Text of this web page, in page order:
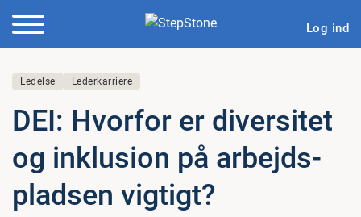
Log ind
Ledelse Lederkarriere
DEI: Hvorfor er di­ver­si­tet
og inklusion på ar­bejds­
plad­sen vigtigt?